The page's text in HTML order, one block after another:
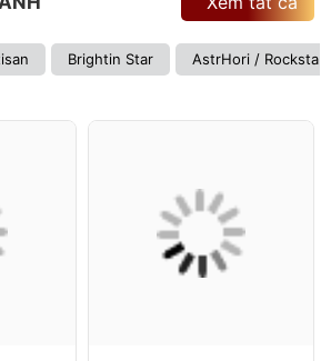
Brightin Star AstrHori / Rockstar